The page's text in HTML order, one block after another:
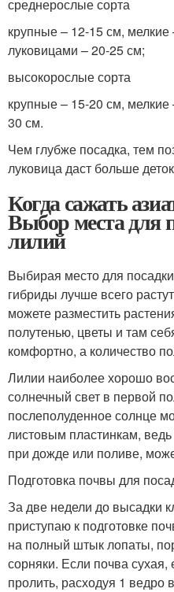
среднерослые сорта
крупные – 12-15 см,
луковицами – 20-25 см;
высокорослые сорта
крупные – 15-20 см,
30 см.
Чем глубже посадка, тем
луковица даст больше
Когда сажать
Выбор места для
лилий
Выбирая место для
гибриды лучше всего
можете разместить
полутенью, цветы и там
комфортно, а количество
Лилии наиболее хорошо
солнечный свет в первой
послеполуденное солнце
листовым пластинкам,
при дожде или поливе,
Подготовка почвы для
За две недели до высадки
приступаю к подготовке
на полный штык лопаты,
сорняки. Если почва
пролить, расходуя 1 ведро